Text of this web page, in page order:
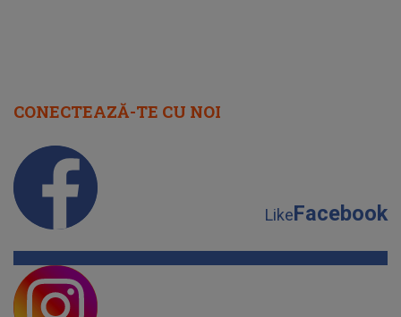
CONECTEAZĂ-TE CU NOI
LikeFacebook